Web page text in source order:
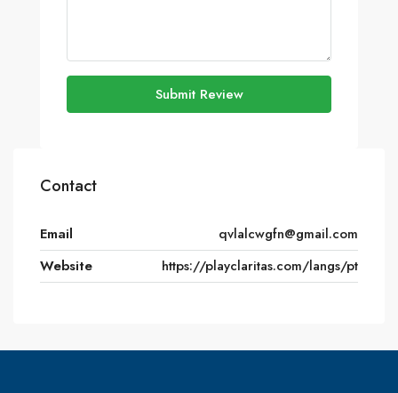
Submit Review
Contact
Email
qvlalcwgfn@gmail.com
Website
https://playclaritas.com/langs/pt